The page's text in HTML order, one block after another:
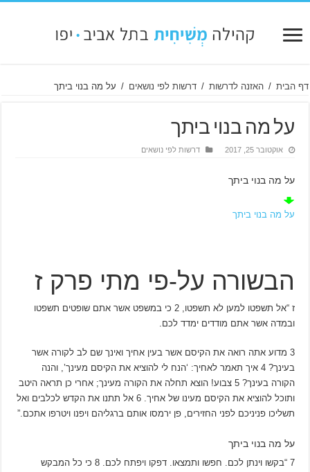
דף הבית / האזנה לדרשות / דרשות לפי נושאים / על מה בנוי ביתך
על מה בנוי ביתך
אוקטובר 25, 2017 דרשות לפי נושאים
על מה בנוי ביתך
על מה בנוי ביתך
הבשורה על-פי מתי פרק ז
ז “אל תשפטו למען לא תשפטו,2 כי במשפט אשר אתם שופטים תשפטו
ובמדה אשר אתם מודדים ימדד לכם.
3 מדוע אתה רואה את הקיסם אשר בעין אחיך ואינך שם לב לקורה אשר
בעינך?4 איך תאמר לאחיך: ‘הנח לי להוציא את הקיסם מעינך’, והנה
הקורה בעינך?5 צבוע! הוצא תחלה את הקורה מעינך; אחרי כן תראה היטב
ותוכל להוציא את הקיסם מעינו של אחיך.6 אל תתנו את הקדש לכלבים ואל
תשליכו פניניכם לפני החזירים, פן ירמסו אותם ברגליהם ויפנו ויטרפו אתכם.”
על מה בנוי ביתך
7 “בקשו וינתן לכם. חפשו ותמצאו. דפקו ויפתח לכם.8 כי כל המבקש